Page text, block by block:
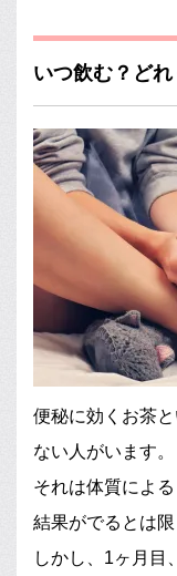
いつ飲む？ど
便秘に効くお茶
ない人がいます。
それは体質によ
結果がでるとは限
しかし、1ヶ月目